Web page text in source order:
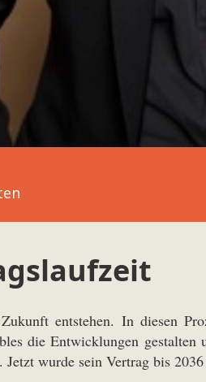
entstehen. In diesen
die Entwicklungen
wurde sein Vertrag bis